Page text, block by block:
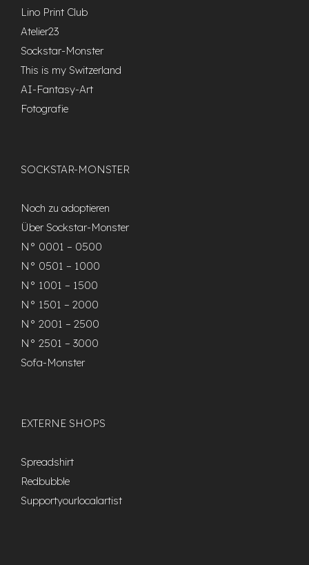
Lino Print Club
Atelier23
Sockstar-Monster
This is my Switzerland
AI-Fantasy-Art
Fotografie
SOCKSTAR-MONSTER
Noch zu adoptieren
Über Sockstar-Monster
N° 0001 – 0500
N° 0501 – 1000
N° 1001 – 1500
N° 1501 – 2000
N° 2001 – 2500
N° 2501 – 3000
Sofa-Monster
EXTERNE SHOPS
Spreadshirt
Redbubble
Supportyourlocalartist